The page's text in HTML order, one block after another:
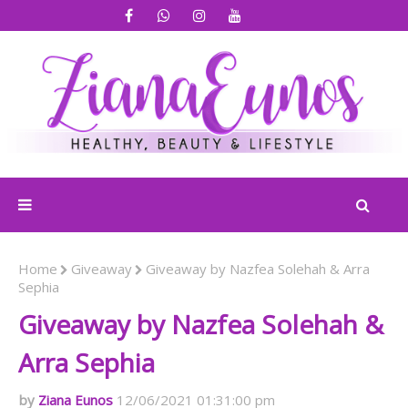
Home Giveaway
Giveaway by Nazfea Solehah & Arra
Sephia
Giveaway by Nazfea Solehah &
Arra Sephia
Ziana Eunos 12/06/2021 01:31:00 pm